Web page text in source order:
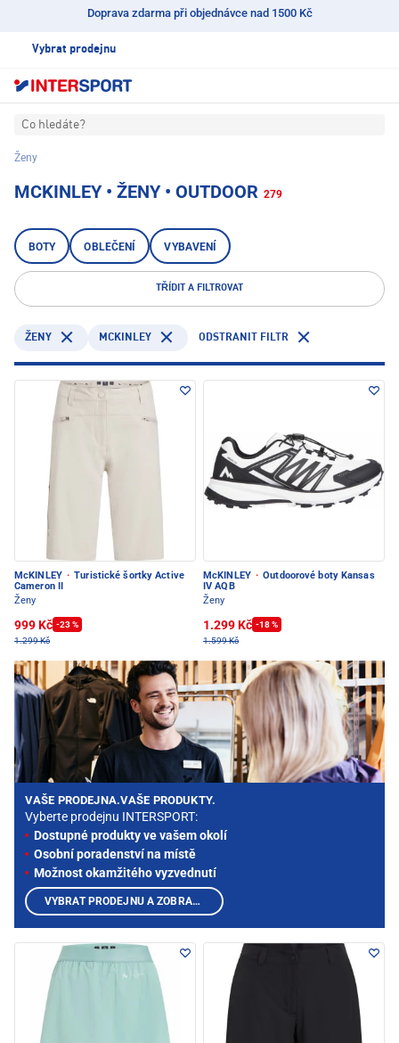
Doprava zdarma při objednávce nad 1500 Kč
Vybrat prodejnu
Co hledáte?
Ženy
MCKINLEY • ŽENY • OUTDOOR 279
BOTY OBLEČENÍ VYBAVENÍ
TŘÍDIT A FILTROVAT
ŽENY MCKINLEY ODSTRANIT FILTR
McKINLEY · Turistické šortky Active
Cameron II
Ženy
999 Kč -23 %
1.299 Kč
McKINLEY · Outdoorové boty Kansas
IV AQB
Ženy
1.299 Kč -18 %
1.599 Kč
VAŠE PRODEJNA.VAŠE PRODUKTY.
Vyberte prodejnu INTERSPORT:
Dostupné produkty ve vašem okolí
Osobní poradenství na místě
Možnost okamžitého vyzvednutí
VYBRAT PRODEJNU A ZOBRAZIT PRODUKTY